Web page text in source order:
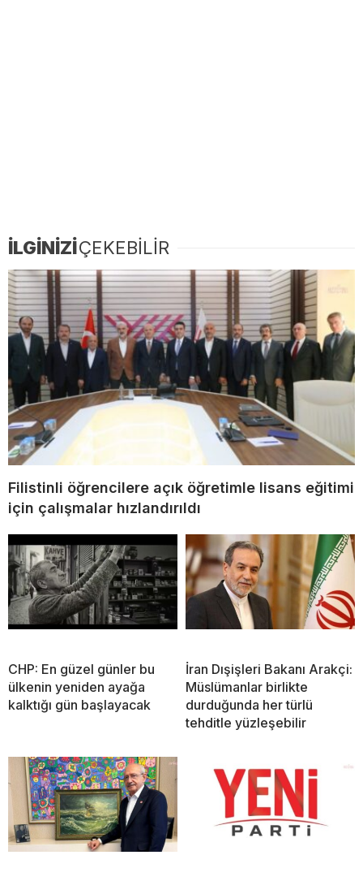
İLGİNİZİÇEKEBİLİR
Filistinli öğrencilere açık öğretimle lisans eğitimi
için çalışmalar hızlandırıldı
CHP: En güzel günler bu
ülkenin yeniden ayağa
kalktığı gün başlayacak
İran Dışişleri Bakanı Arakçi:
Müslümanlar birlikte
durduğunda her türlü
tehditle yüzleşebilir